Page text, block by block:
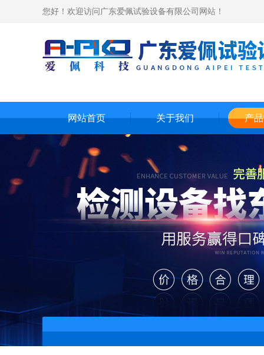
您好！欢迎访问广东爱佩试验设备有限公司网站！
网站首页 关于我们 产